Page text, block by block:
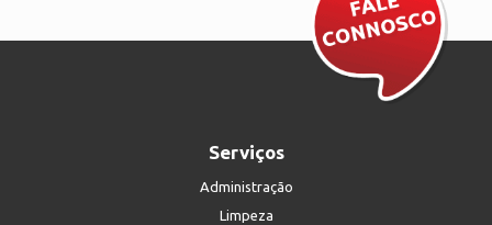
Serviços
Administração
Limpeza